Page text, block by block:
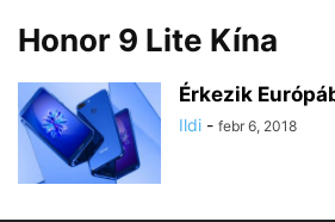
Honor 9 Lite Kína
Érkezik
Ildi - febr 6, 2018